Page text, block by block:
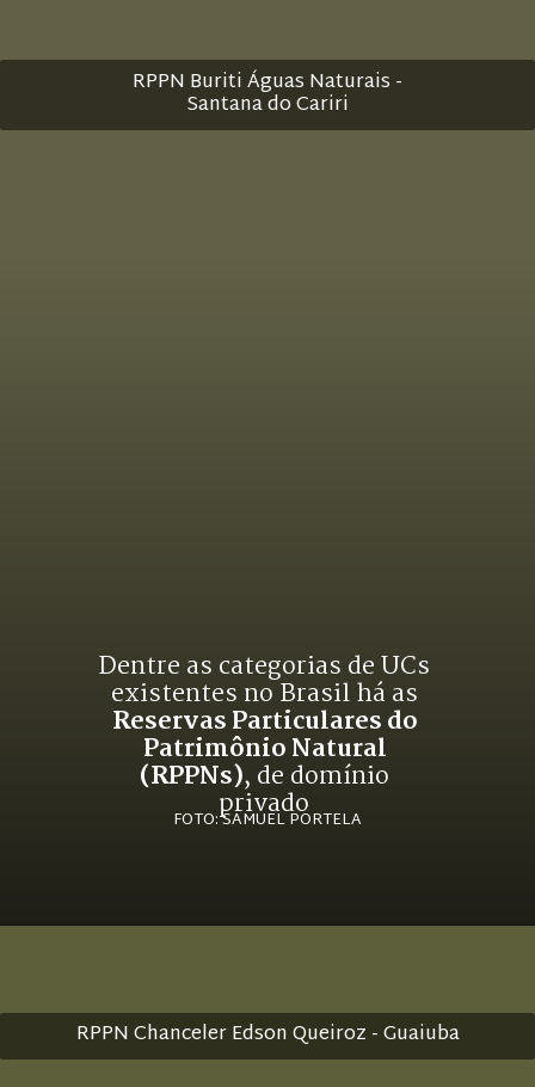
Dentre as categorias de UCs
Reservas Particulares do
Patrimônio Natural
(RPPNs), de domínio
privado
FOTO: SAMUEL PORTELA
RPPN Buriti Águas Naturais -
Santana do Cariri
RPPN Chanceler Edson Queiroz - Guaiuba